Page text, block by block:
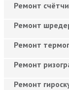
Ремонт
Ремонт
Ремонт
Ремонт
Ремонт